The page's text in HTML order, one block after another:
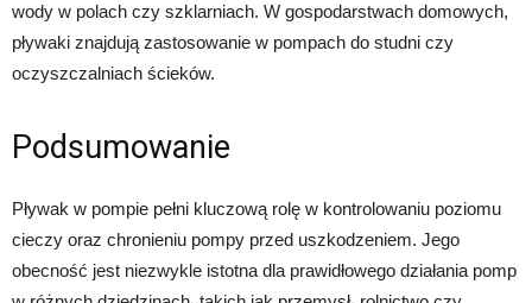
wody w polach czy szklarniach. W gospodarstwach domowych,
pływaki znajdują zastosowanie w pompach do studni czy
oczyszczalniach ścieków.
Podsumowanie
Pływak w pompie pełni kluczową rolę w kontrolowaniu poziomu
cieczy oraz chronieniu pompy przed uszkodzeniem. Jego
obecność jest niezwykle istotna dla prawidłowego działania pomp